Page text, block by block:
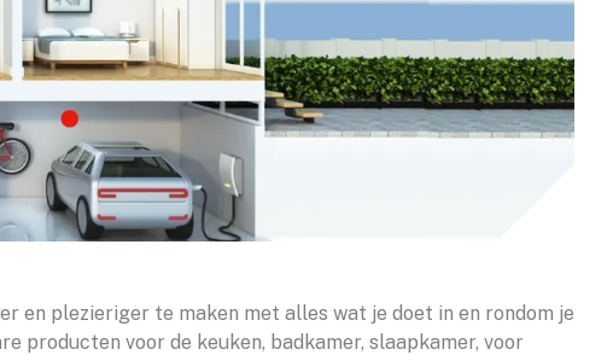
en plezieriger te maken met alles wat je doet in en rondom je
producten voor de keuken, badkamer, slaapkamer, voor